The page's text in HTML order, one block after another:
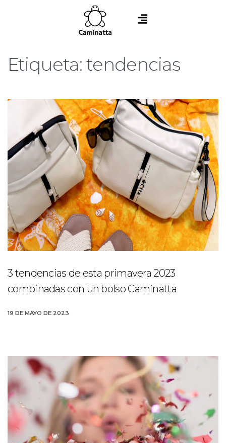
Etiqueta: tendencias
3 tendencias de esta primavera 2023
combinadas con un bolso Caminatta
19 DE MAYO DE 2023